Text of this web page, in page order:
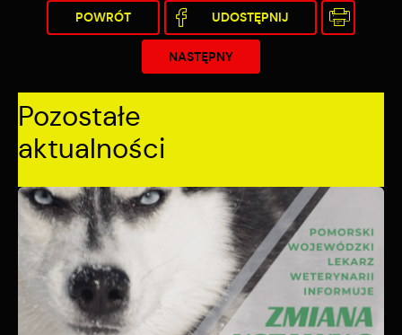
POWRÓT UDOSTĘPNIJ
NASTĘPNY
Pozostałe
aktualności